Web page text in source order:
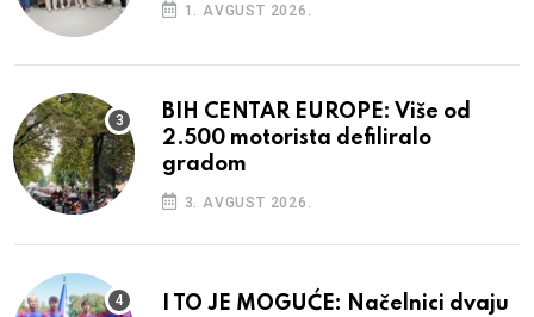
1. AVGUST 2026.
BIH CENTAR EUROPE: Više od
2.500 motorista defiliralo
gradom
3. AVGUST 2026.
I TO JE MOGUĆE: Načelnici dvaju